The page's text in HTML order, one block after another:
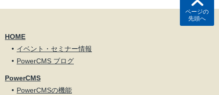
ページの
先頭へ
HOME
イベント・セミナー情報
PowerCMS ブログ
PowerCMS
PowerCMSの機能